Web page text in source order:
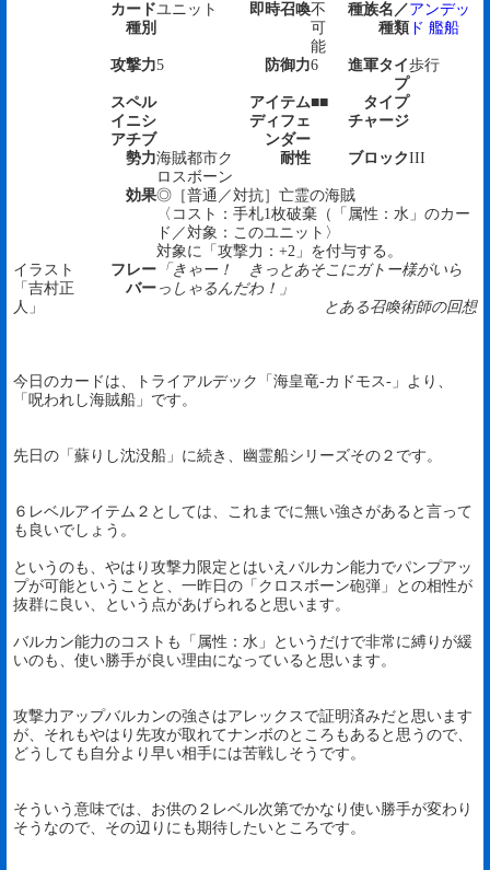
カード
種別
ユニット 即時召喚不
可
能
種族名／
種類
アンデッ
ド 艦船
攻撃力5 防御力6
進軍タイ
プ
歩行
スペル アイテム■■
タイプ
イニシ
アチブ
ディフェ
ンダー
チャージ
勢力海賊都市ク
ロスボーン
耐性 ブロックIII
効果◎［普通／対抗］亡霊の海賊
〈コスト：手札1枚破棄（「属性：水」のカー
ド／対象：このユニット〉
対象に「攻撃力：+2」を付与する。
イラスト
「吉村正
人」
フレー
バー
「きゃー！ きっとあそこにガトー様がいら
っしゃるんだわ！」
とある召喚術師の回想
今日のカードは、トライアルデック「海皇竜-カドモス-」より、
「呪われし海賊船」です。
先日の「蘇りし沈没船」に続き、幽霊船シリーズその２です。
６レベルアイテム２としては、これまでに無い強さがあると言って
も良いでしょう。
というのも、やはり攻撃力限定とはいえバルカン能力でパンプアッ
プが可能ということと、一昨日の「クロスボーン砲弾」との相性が
抜群に良い、という点があげられると思います。
バルカン能力のコストも「属性：水」というだけで非常に縛りが緩
いのも、使い勝手が良い理由になっていると思います。
攻撃力アップバルカンの強さはアレックスで証明済みだと思います
が、それもやはり先攻が取れてナンボのところもあると思うので、
どうしても自分より早い相手には苦戦しそうです。
そういう意味では、お供の２レベル次第でかなり使い勝手が変わり
そうなので、その辺りにも期待したいところです。